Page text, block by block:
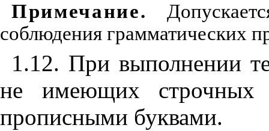
Примечание.
соблюдения грамматических
1.12. При выполнении
не имеющих строчных
прописными буквами.